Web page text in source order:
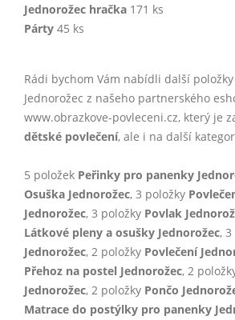
Jednorožec hračka 171 ks
Párty 45 ks
Rádi bychom Vám nabídli další
Jednorožec z našeho partnerského
www.obrazkove-povleceni.cz, který je
dětské povlečení, ale i na další
5 položek Peřinky pro panenky
Osuška Jednorožec, 3 položky
Jednorožec, 3 položky Povlak
Látkové pleny a osušky Jednorožec,
Jednorožec, 2 položky Povlečení
Přehoz na postel Jednorožec, 2
Jednorožec, 2 položky Pončo
Matrace do postýlky pro panenky